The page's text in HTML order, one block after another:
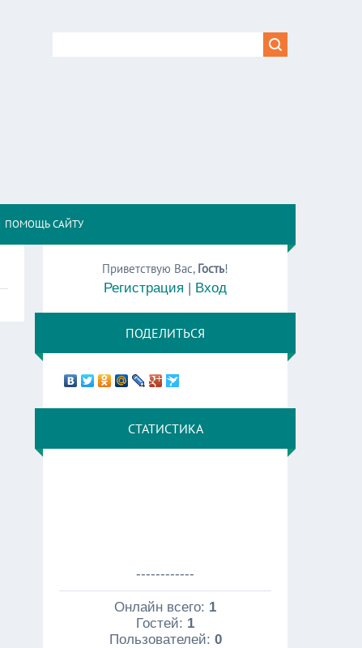
ПОМОЩЬ САЙТУ
Приветствую Вас, Гость!
Регистрация | Вход
ПОДЕЛИТЬСЯ
СТАТИСТИКА
------------
Онлайн всего: 1
Гостей: 1
Пользователей: 0